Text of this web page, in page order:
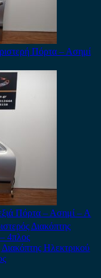
Πόρτα – Ασημί
Πόρτα – Ασημί – Α
Ηλεκτρικού